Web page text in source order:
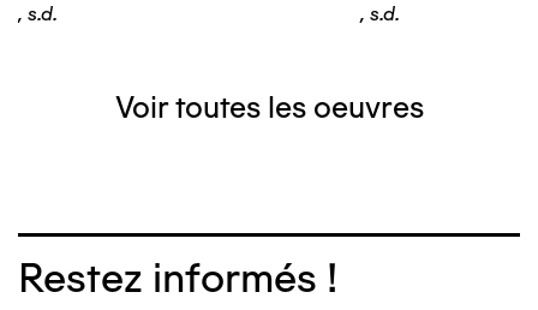
, s.d.
, s.d.
Voir toutes les oeuvres
Restez informés !